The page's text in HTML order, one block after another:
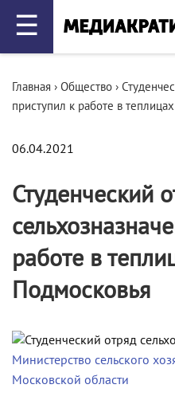
☰
Главная › Общество ›
приступил к работе в
06.04.2021
Студенческий
работе в
Подмосковья
Министерство сельского
Московской области